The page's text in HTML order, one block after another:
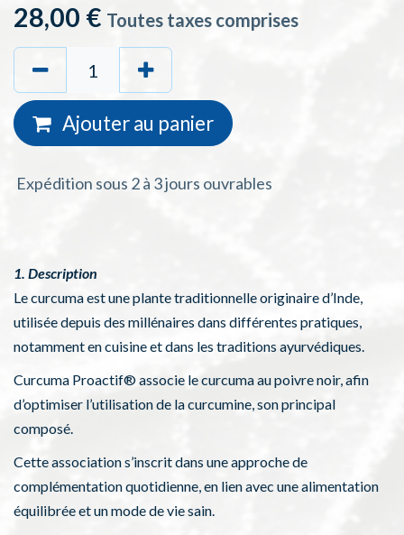
28,00 € Toutes taxes comprises
Ajouter au panier
Expédition sous 2 à 3 jours ouvrables
1. Description
Le curcuma est une plante traditionnelle originaire d’Inde,
utilisée depuis des millénaires dans différentes pratiques,
notamment en cuisine et dans les traditions ayurvédiques.
Curcuma Proactif® associe le curcuma au poivre noir, afin
d’optimiser l’utilisation de la curcumine, son principal
composé.
Cette association s’inscrit dans une approche de
complémentation quotidienne, en lien avec une alimentation
équilibrée et un mode de vie sain.